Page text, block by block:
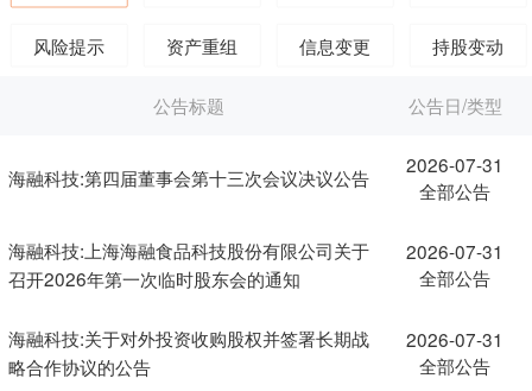
风险提示 资产重组 信息变更 持股变动
公告标题 公告日/类型
海融科技:第四届董事会第十三次会议决议公告
2026-07-31
全部公告
海融科技:上海海融食品科技股份有限公司关于
召开2026年第一次临时股东会的通知
2026-07-31
全部公告
海融科技:关于对外投资收购股权并签署长期战
略合作协议的公告
2026-07-31
全部公告